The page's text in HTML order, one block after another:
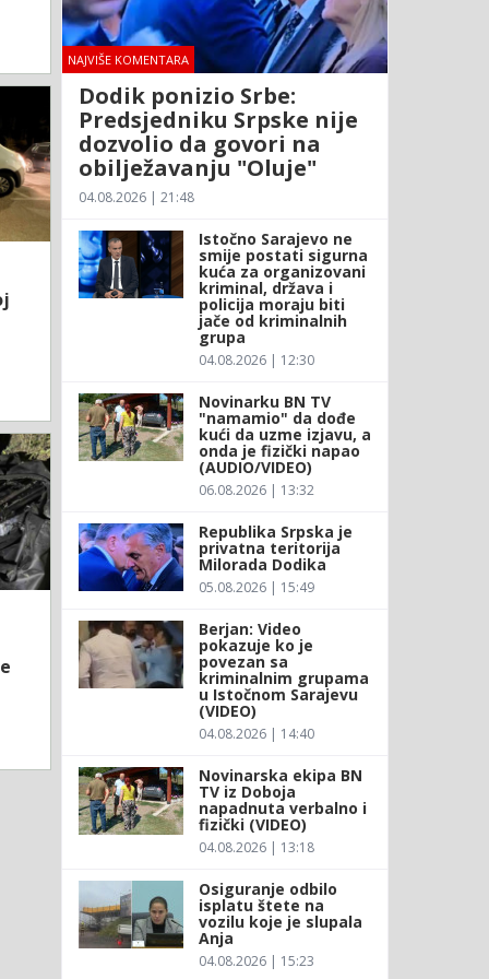
NAJVIŠE KOMENTARA
Dodik ponizio Srbe:
Predsjedniku Srpske nije
dozvolio da govori na
obilježavanju "Oluje"
04.08.2026 | 21:48
Istočno Sarajevo ne
smije postati sigurna
kuća za organizovani
kriminal, država i
policija moraju biti
jače od kriminalnih
grupa
04.08.2026 | 12:30
Novinarku BN TV
"namamio" da dođe
kući da uzme izjavu, a
onda je fizički napao
(AUDIO/VIDEO)
06.08.2026 | 13:32
Republika Srpska je
privatna teritorija
Milorada Dodika
05.08.2026 | 15:49
Berjan: Video
pokazuje ko je
povezan sa
kriminalnim grupama
u Istočnom Sarajevu
(VIDEO)
04.08.2026 | 14:40
Novinarska ekipa BN
TV iz Doboja
napadnuta verbalno i
fizički (VIDEO)
04.08.2026 | 13:18
Osiguranje odbilo
isplatu štete na
vozilu koje je slupala
Anja
04.08.2026 | 15:23